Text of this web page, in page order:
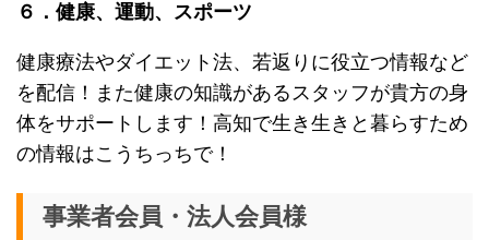
６．健康、運動、スポーツ
健康療法やダイエット法、若返りに役立つ情報など
を配信！また健康の知識があるスタッフが貴方の身
体をサポートします！高知で生き生きと暮らすため
の情報はこうちっちで！
事業者会員・法人会員様